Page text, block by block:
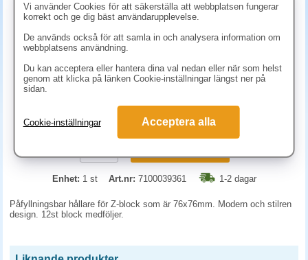
417.50 kr (inkl. moms)
Enhet: 1 st Art.nr: 7100039361 1-2 dagar
Påfyllningsbar hållare för Z-block som är 76x76mm. Modern och stilren
design. 12st block medföljer.
Vi använder Cookies för att säkerställa att webbplatsen fungerar
korrekt och ge dig bäst användarupplevelse.
De används också för att samla in och analysera information om
webbplatsens användning.
Du kan acceptera eller hantera dina val nedan eller när som helst
genom att klicka på länken Cookie-inställningar längst ner på
sidan.
Cookie-inställningar Acceptera alla